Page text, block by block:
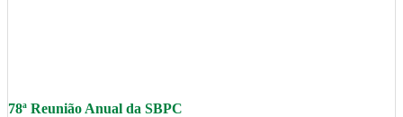
78ª Reunião Anual da SBPC